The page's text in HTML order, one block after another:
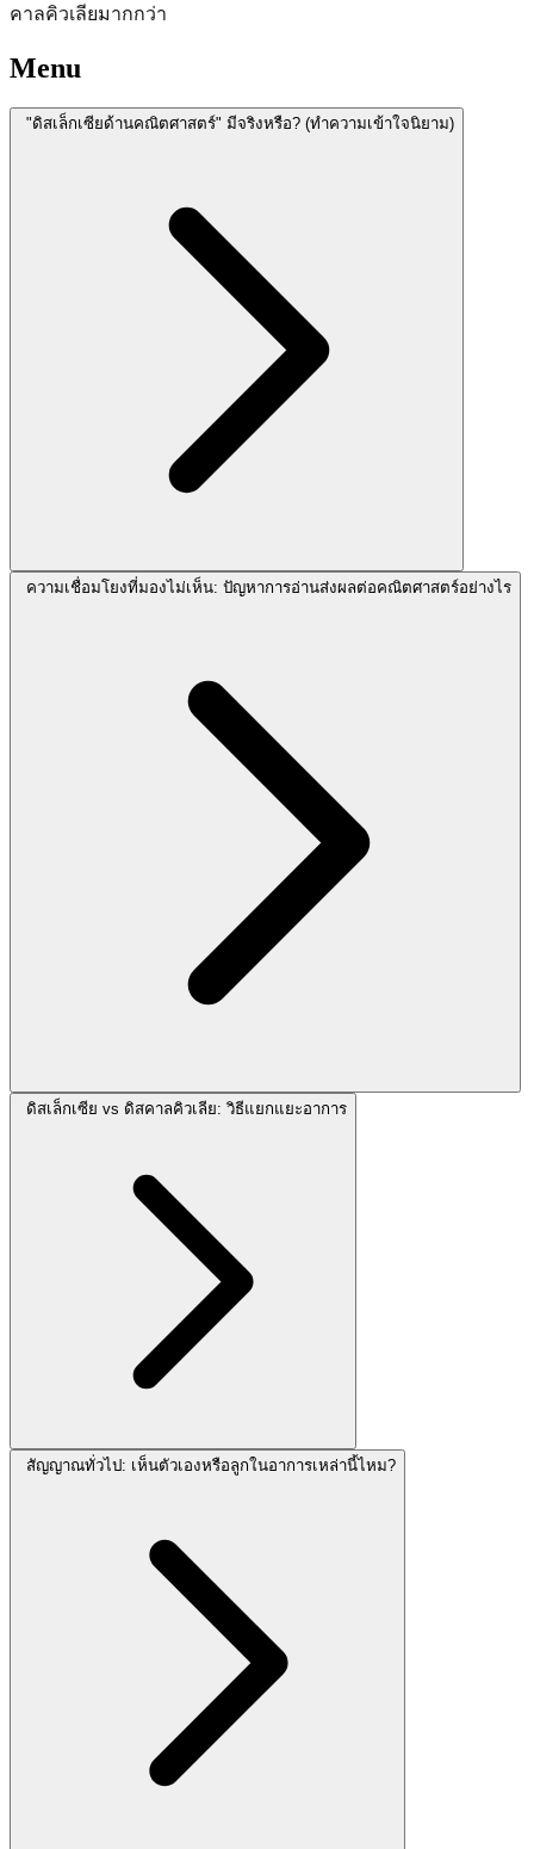
คาลคิวเลียมากกว่า
Menu
"ดิสเล็กเซียด้านคณิตศาสตร์" มีจริงหรือ? (ทำความเข้าใจนิยาม)
ความเชื่อมโยงที่มองไม่เห็น: ปัญหาการอ่านส่งผลต่อคณิตศาสตร์อย่างไร
ดิสเล็กเซีย vs ดิสคาลคิวเลีย: วิธีแยกแยะอาการ
สัญญาณทั่วไป: เห็นตัวเองหรือลูกในอาการเหล่านี้ไหม?